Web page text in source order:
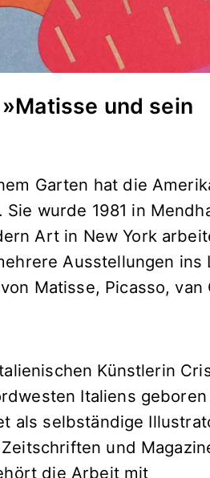
und sein
Garten hat die
wurde 1981 in
Art in New York
Ausstellungen ins
Matisse, Picasso, van
Künstlerin
Italiens
als selbständige
und
die Arbeit mit